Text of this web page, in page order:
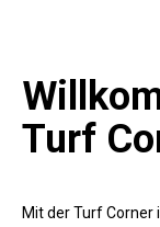
Turf
Mit der Turf Corner